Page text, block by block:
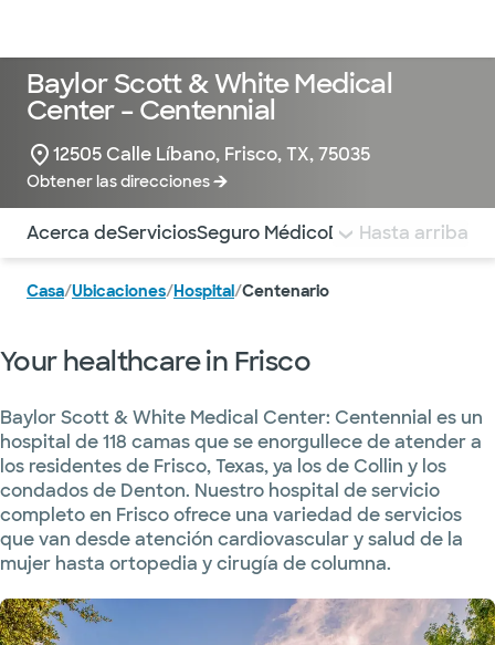
Baylor Scott & White Medical
Center – Centennial
12505 Calle Líbano, Frisco, TX, 75035
Obtener las direcciones
Utilice esta navegación para saltar rápidamente a
Acerca deServiciosSeguro MédicoDoctores Pagar la
Hasta arriba
Casa/Ubicaciones/Hospital/Centenario
Your healthcare in Frisco
Baylor Scott & White Medical Center: Centennial es un
hospital de 118 camas que se enorgullece de atender a
los residentes de Frisco, Texas, ya los de Collin y los
condados de Denton. Nuestro hospital de servicio
completo en Frisco ofrece una variedad de servicios
que van desde atención cardiovascular y salud de la
mujer hasta ortopedia y cirugía de columna.